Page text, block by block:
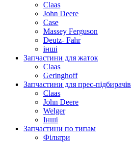
Claas
John Deere
Case
Massey Ferguson
Deutz- Fahr
інші
Запчастини для жаток
Claas
Geringhoff
Запчастини для прес-підбирачів
Claas
John Deere
Welger
Інші
Запчастини по типам
Фільтри